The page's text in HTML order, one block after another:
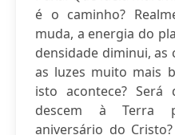
é o caminho?
muda, a energia do
densidade diminui, as
as luzes muito mais
isto acontece?
descem à Terra
aniversário do